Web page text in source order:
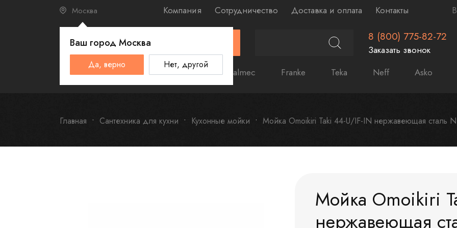
Москва
Ваш город Москва
Да, верно Нет, другой
Компания Сотрудничество Доставка и оплата Контакты
8 (800) 775-82-72
Заказать звонок
Schulthess Smeg Omoikiri Falmec Franke Teka Neff Asko
Главная Сантехника для кухни Кухонные мойки Мойка Omoikiri Taki 44-U/IF-IN нержавеющая сталь
Мойка Omoikiri
нержавеющая